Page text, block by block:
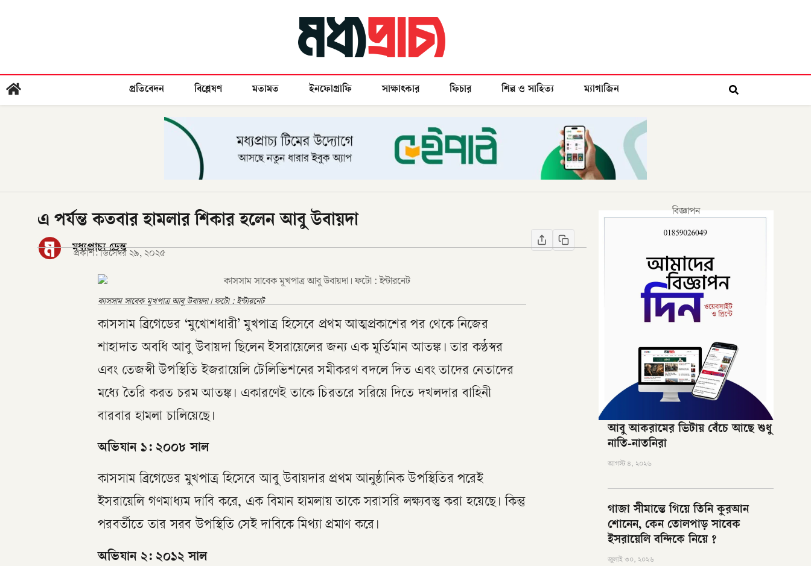
প্রতিবেদন বিশ্লেষণ মতামত ইনফোগ্রাফি সাক্ষাৎকার ফিচার শিল্প ও সাহিত্য ম্যাগাজিন
এ পর্যন্ত কতবার হামলার শিকার হলেন আবু উবায়দা
মধ্যপ্রাচ্য ডেস্ক
প্রকাশ: ডিসেম্বর ২৯, ২০২৫
কাসসাম সাবেক মূখপাত্র আবু উবায়দা। ফটো : ইন্টারনেট
কাসসাম ব্রিগেডের ‘মুখোশধারী’ মুখপাত্র হিসেবে প্রথম আত্মপ্রকাশের পর থেকে নিজের
শাহাদাত অবধি আবু উবায়দা ছিলেন ইসরায়েলের জন্য এক মূর্তিমান আতঙ্ক। তার কণ্ঠস্বর
এবং তেজস্বী উপস্থিতি ইজরায়েলি টেলিভিশনের সমীকরণ বদলে দিত এবং তাদের নেতাদের
মধ্যে তৈরি করত চরম আতঙ্ক। একারণেই তাকে চিরতরে সরিয়ে দিতে দখলদার বাহিনী
বারবার হামলা চালিয়েছে।
​অভিযান ১: ২০০৮ সাল
​কাসসাম ব্রিগেডের মুখপাত্র হিসেবে আবু উবায়দার প্রথম আনুষ্ঠানিক উপস্থিতির পরেই
ইসরায়েলি গণমাধ্যম দাবি করে, এক বিমান হামলায় তাকে সরাসরি লক্ষ্যবস্তু করা হয়েছে। কিন্তু
পরবর্তীতে তার সরব উপস্থিতি সেই দাবিকে মিথ্যা প্রমাণ করে।
​অভিযান ২: ২০১২ সাল
বিজ্ঞাপন
আবু আকরামের ভিটায় বেঁচে আছে শুধু
নাতি-নাতনিরা
আগস্ট ৪, ২০২৬
গাজা সীমান্তে গিয়ে তিনি কুরআন
শোনেন, কেন তোলপাড় সাবেক
ইসরায়েলি বন্দিকে নিয়ে ?
জুলাই ৩০, ২০২৬